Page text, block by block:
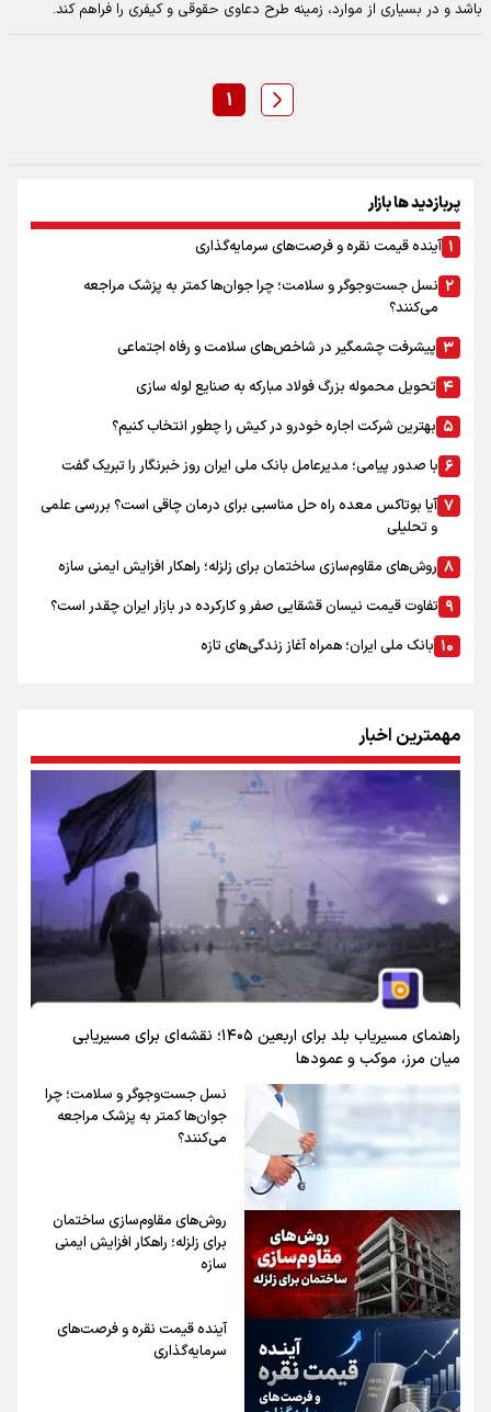
باشد و در بسیاری از موارد، زمینه طرح دعاوی حقوقی و کیفری را فراهم کند.
۱
پربازدید ها بازار
آینده قیمت نقره و فرصت‌های سرمایه‌گذاری
نسل جست‌وجوگر و سلامت؛ چرا جوان‌ها کمتر به پزشک مراجعه
می‌کنند؟
پیشرفت چشمگیر در شاخص‌های سلامت و رفاه اجتماعی
تحویل محموله بزرگ فولاد مبارکه به صنایع لوله سازی
بهترین شرکت اجاره خودرو در کیش را چطور انتخاب کنیم؟
با صدور پیامی؛ مدیرعامل بانک ملی ایران روز خبرنگار را تبریک گفت
آیا بوتاکس معده راه حل مناسبی برای درمان چاقی است؟ بررسی علمی
و تحلیلی
روش‌های مقاوم‌سازی ساختمان برای زلزله؛ راهکار افزایش ایمنی سازه
تفاوت قیمت نیسان قشقایی صفر و کارکرده در بازار ایران چقدر است؟
بانک ملی ایران؛ همراه آغاز زندگی‌های تازه
مهمترین اخبار
راهنمای مسیریاب بلد برای اربعین ۱۴۰۵؛ نقشه‌ای برای مسیریابی
میان مرز، موکب و عمودها
نسل جست‌وجوگر و سلامت؛ چرا
جوان‌ها کمتر به پزشک مراجعه
می‌کنند؟
روش‌های مقاوم‌سازی ساختمان
برای زلزله؛ راهکار افزایش ایمنی
سازه
آینده قیمت نقره و فرصت‌های
سرمایه‌گذاری